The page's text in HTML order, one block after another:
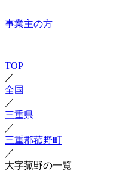
事業主の方
TOP
／
全国
／
三重県
／
三重郡菰野町
／
大字菰野の一覧